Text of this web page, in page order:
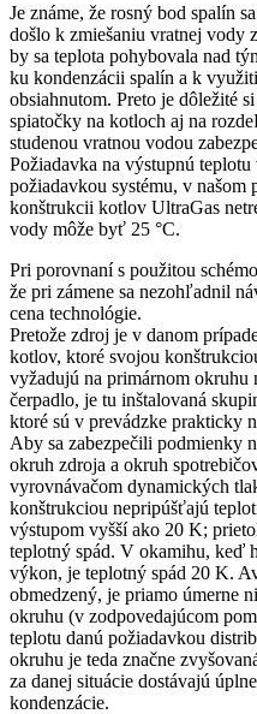
Je známe, že rosný bod spalín
došlo k zmiešaniu vratnej vody
by sa teplota pohybovala nad
ku kondenzácii spalín a k
obsiahnutom. Preto je dôležité
spiatočky na kotloch aj na
studenou vratnou vodou
Požiadavka na výstupnú
požiadavkou systému, v našom
konštrukcii kotlov UltraGas
vody môže byť 25 °C.
Pri porovnaní s použitou
že pri zámene sa nezohľadnil
cena technológie.
Pretože zdroj je v danom
kotlov, ktoré svojou
vyžadujú na primárnom okruhu
čerpadlo, je tu inštalovaná
ktoré sú v prevádzke prakticky
Aby sa zabezpečili podmienky
okruh zdroja a okruh
vyrovnávačom dynamických
konštrukciou nepripúšťajú
výstupom vyšší ako 20 K;
teplotný spád. V okamihu, keď
výkon, je teplotný spád 20 K.
obmedzený, je priamo úmerne
okruhu (v zodpovedajúcom
teplotu danú požiadavkou
okruhu je teda značne
za danej situácie dostávajú
kondenzácie.